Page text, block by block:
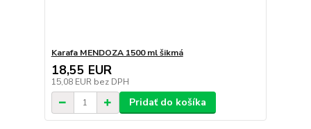
Karafa MENDOZA 1500 ml šikmá
18,55 EUR
15,08 EUR bez DPH
Pridať do košíka